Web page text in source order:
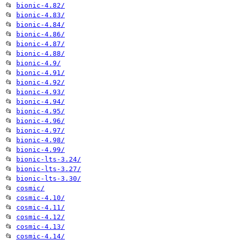
📂
bionic-4.82/
📂
bionic-4.83/
📂
bionic-4.84/
📂
bionic-4.86/
📂
bionic-4.87/
📂
bionic-4.88/
📂
bionic-4.9/
📂
bionic-4.91/
📂
bionic-4.92/
📂
bionic-4.93/
📂
bionic-4.94/
📂
bionic-4.95/
📂
bionic-4.96/
📂
bionic-4.97/
📂
bionic-4.98/
📂
bionic-4.99/
📂
bionic-lts-3.24/
📂
bionic-lts-3.27/
📂
bionic-lts-3.30/
📂 cosmic/
📂 cosmic-4.10/
📂 cosmic-4.11/
📂 cosmic-4.12/
📂 cosmic-4.13/
📂 cosmic-4.14/